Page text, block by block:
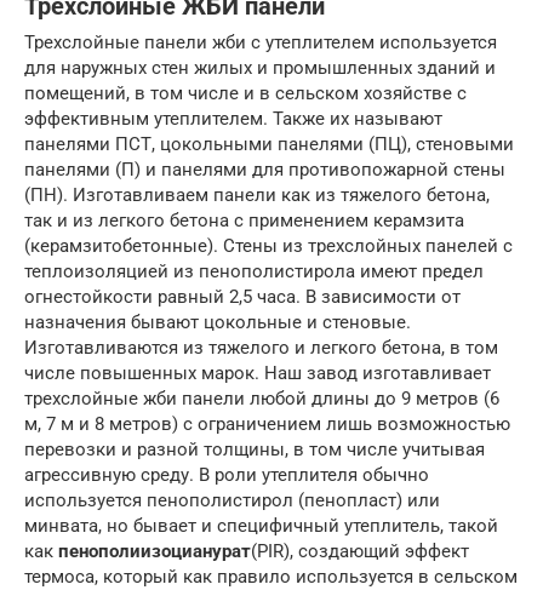
Трехслойные ЖБИ панели
Трехслойные панели жби с утеплителем используется
для наружных стен жилых и промышленных зданий и
помещений, в том числе и в сельском хозяйстве с
эффективным утеплителем. Также их называют
панелями ПСТ, цокольными панелями (ПЦ), стеновыми
панелями (П) и панелями для противопожарной стены
(ПН). Изготавливаем панели как из тяжелого бетона,
так и из легкого бетона с применением керамзита
(керамзитобетонные). Стены из трехслойных панелей с
теплоизоляцией из пенополистирола имеют предел
огнестойкости равный 2,5 часа. В зависимости от
назначения бывают цокольные и стеновые.
Изготавливаются из тяжелого и легкого бетона, в том
числе повышенных марок. Наш завод изготавливает
трехслойные жби панели любой длины до 9 метров (6
м, 7 м и 8 метров) с ограничением лишь возможностью
перевозки и разной толщины, в том числе учитывая
агрессивную среду. В роли утеплителя обычно
используется пенополистирол (пенопласт) или
минвата, но бывает и специфичный утеплитель, такой
как пенополиизоцианурат(PIR), создающий эффект
термоса, который как правило используется в сельском